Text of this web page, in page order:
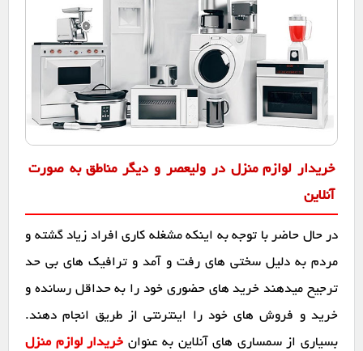
خریدار لوازم منزل در ولیعصر و دیگر مناطق به صورت
آنلاین
در حال حاضر با توجه به اینکه مشغله کاری افراد زیاد گشته و
مردم به دلیل سختی های رفت و آمد و ترافیک های بی حد
ترجیح میدهند خرید های حضوری خود را به حداقل رسانده و
خرید و فروش های خود را اینترنتی از طریق انجام دهند.
بسیاری از سمساری های آنلاین به عنوان خریدار لوازم منزل